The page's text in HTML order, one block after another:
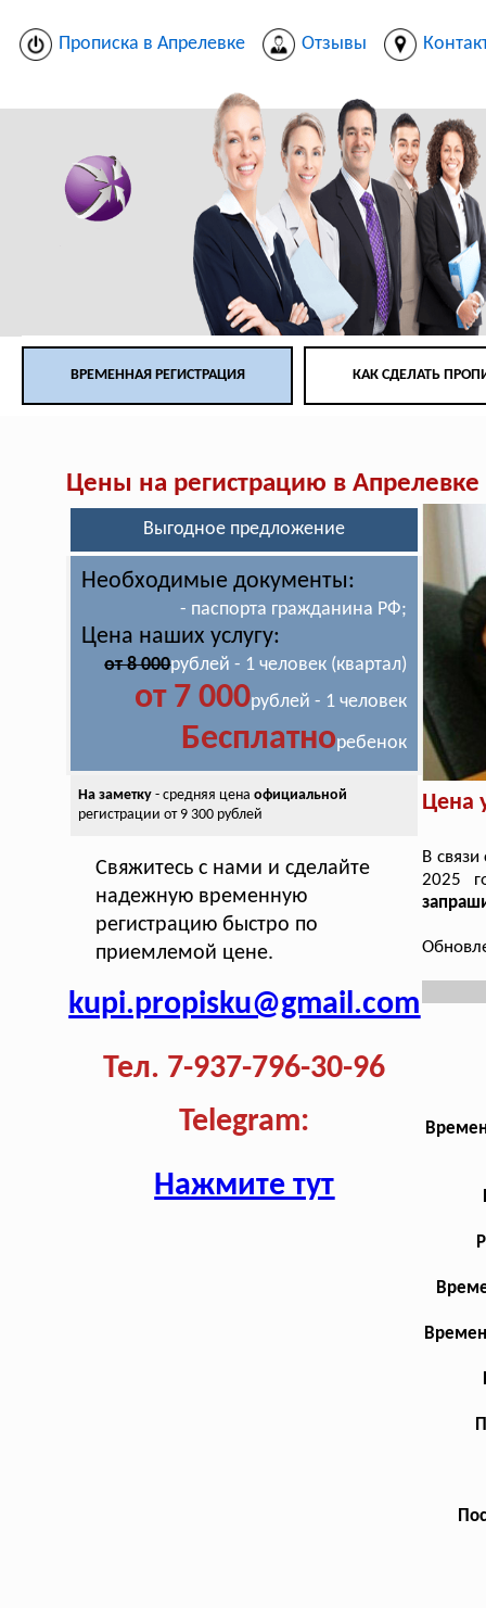
Прописка в Апрелевке Отзывы
ВРЕМЕННАЯ РЕГИСТРАЦИЯ КАК СДЕЛАТЬ
Цены на регистрацию в Апрелевке
Выгодное предложение
Необходимые документы:
- паспорта гражданина РФ;
Цена наших услугу:
от 8 000рублей - 1 человек (квартал)
от 7 000рублей - 1 человек
Бесплатноребенок
На заметку- средняя цена официальной
регистрации от 9 300 рублей
Свяжитесь с нами и сделайте
надежную временную
регистрацию быстро по
приемлемой цене.
kupi.propisku@gmail.com
Тел. 7-937-796-30-96
Telegram:
Нажмите тут
Цена
В
2025